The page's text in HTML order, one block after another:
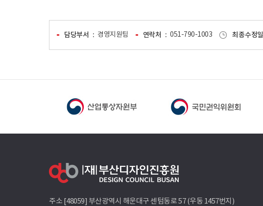
담당부서 경영지원팀 연락처 051-790-1003 최종수정일
주소 [48059] 부산광역시 해운대구 센텀동로 57 (우동 1457번지)